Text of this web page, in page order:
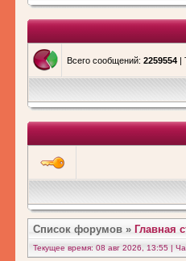
Всего сообщений: 2259554 |
Список форумов » Главная
Текущее время: 08 авг 2026, 13:55 |